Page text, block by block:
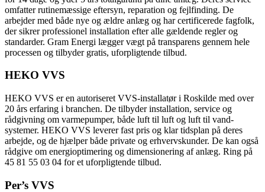
omfatter rutinemæssige eftersyn, reparation og fejlfinding. De
arbejder med både nye og ældre anlæg og har certificerede fagfolk,
der sikrer professionel installation efter alle gældende regler og
standarder. Gram Energi lægger vægt på transparens gennem hele
processen og tilbyder gratis, uforpligtende tilbud.
HEKO VVS
HEKO VVS er en autoriseret VVS-installatør i Roskilde med over
20 års erfaring i branchen. De tilbyder installation, service og
rådgivning om varmepumper, både luft til luft og luft til vand-
systemer. HEKO VVS leverer fast pris og klar tidsplan på deres
arbejde, og de hjælper både private og erhvervskunder. De kan også
rådgive om energioptimering og dimensionering af anlæg. Ring på
45 81 55 03 04 for et uforpligtende tilbud.
Per’s VVS